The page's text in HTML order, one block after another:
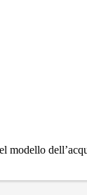
modello